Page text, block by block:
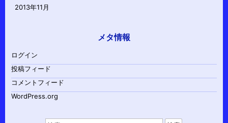
2013年11月
メタ情報
ログイン
投稿フィード
コメントフィード
WordPress.org